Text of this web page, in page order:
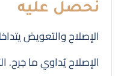
نحصل عليه
الإصلاح والتعويض
الإصلاح يُداوي ما